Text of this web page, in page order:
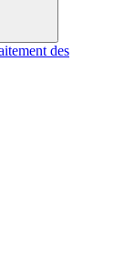
des